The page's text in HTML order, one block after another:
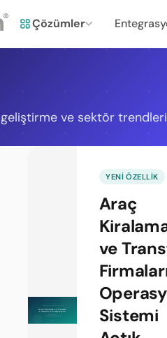
Çözümler
geliştirme ve sektör trendleri
YENI ÖZELLIK
Araç
ve
Sistemi